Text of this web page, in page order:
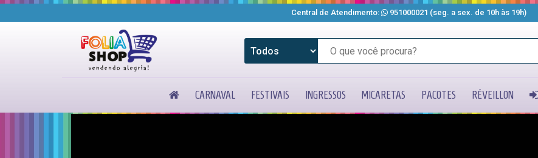
Central de Atendimento: 951000021 (seg. a sex. de 10h às 19h)
CARNAVAL FESTIVAIS INGRESSOS MICARETAS PACOTES RÉVEILLON